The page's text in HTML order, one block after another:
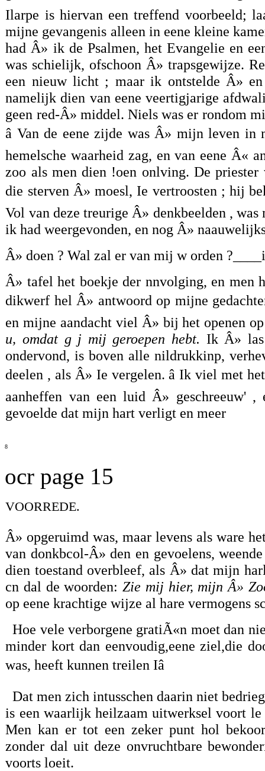
Ilarpe is hiervan een treffend voorbeeld;
mijne gevangenis alleen in eene kleine
had Â» ik de Psalmen, het Evangelie en
was schielijk, ofschoon Â» trapsgewijze.
een nieuw licht ; maar ik ontstelde Â»
namelijk dien van eene veertigjarige
geen red-Â» middel. Niels was er rondom
â Van de eene zijde was Â» mijn leven
hemelsche waarheid zag, en van eene Â«
zoo als men dien !oen onlving. De
die sterven Â» moesl, Ie vertroosten ; hij
Vol van deze treurige Â» denkbeelden ,
ik had weergevonden, en nog Â»
Â» doen ? Wal zal er van mij w orden
Â» tafel het boekje der nnvolging, en
dikwerf hel Â» antwoord op mijne
en mijne aandacht viel Â» bij het openen
u, omdat g j mij geroepen hebt. Ik Â»
ondervond, is boven alle nildrukkinp,
deelen , als Â» Ie vergelen. â Ik viel met
aanheffen van een luid Â» geschreeuw'
gevoelde dat mijn hart verligt en meer
8
ocr page 15
VOORREDE.
Â» opgeruimd was, maar levens als ware
van donkbcol-Â» den en gevoelens,
dien toestand overbleef, als Â» dat mijn
cn dal de woorden: Zie mij hier, mijn Â»
op eene krachtige wijze al hare vermogens
Hoe vele verborgene gratiÃ«n moet dan
minder kort dan eenvoudig,eene ziel,die
was, heeft kunnen treilen Iâ
Dat men zich intusschen daarin niet
is een waarlijk heilzaam uitwerksel voort
Men kan er tot een zeker punt hol
zonder dal uit deze onvruchtbare
voorts loeit.